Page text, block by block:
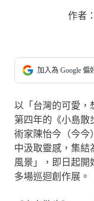
作者：
加入為 Google 偏
以「台灣的可愛，
第四年的《小島散
術家陳怡今（今今
中汲取靈感，集
風景」，即日起開
多場巡迴創作展。